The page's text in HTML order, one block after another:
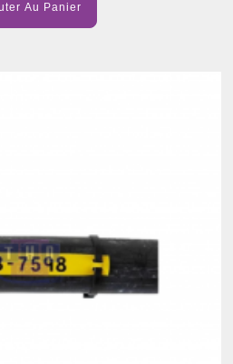
Au Panier